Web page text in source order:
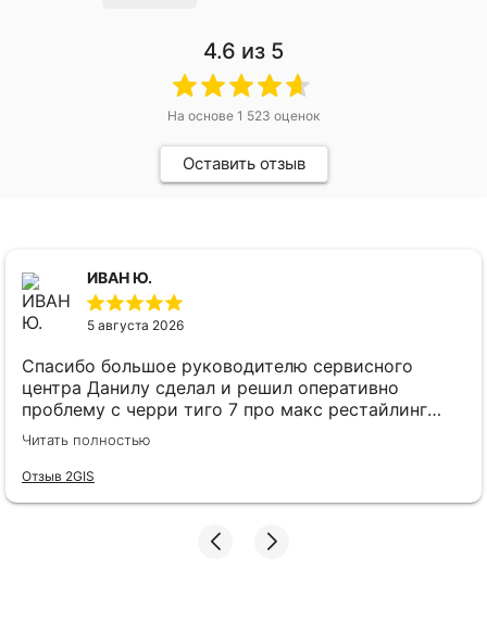
4.6 из 5
На основе 1 523 оценок
Оставить отзыв
ИВАН Ю.
5 августа 2026
Спасибо большое руководителю сервисного
центра Данилу сделал и решил оперативно
проблему с черри тиго 7 про макс рестайлинг
рекомендую сервесный центр Экскурс
Читать полностью
Отзыв 2GIS